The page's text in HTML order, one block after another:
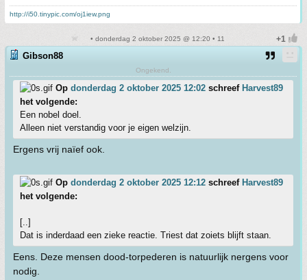
http://i50.tinypic.com/oj1iew.png
• donderdag 2 oktober 2025 @ 12:20 • 11
Gibson88
Ongekend.
Op donderdag 2 oktober 2025 12:02 schreef Harvest89
het volgende:
Een nobel doel.
Alleen niet verstandig voor je eigen welzijn.
Ergens vrij naïef ook.
Op donderdag 2 oktober 2025 12:12 schreef Harvest89
het volgende:
[..]
Dat is inderdaad een zieke reactie. Triest dat zoiets blijft staan.
Eens. Deze mensen dood-torpederen is natuurlijk nergens voor
nodig.